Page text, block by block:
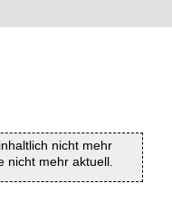
nicht mehr
nicht mehr aktuell.